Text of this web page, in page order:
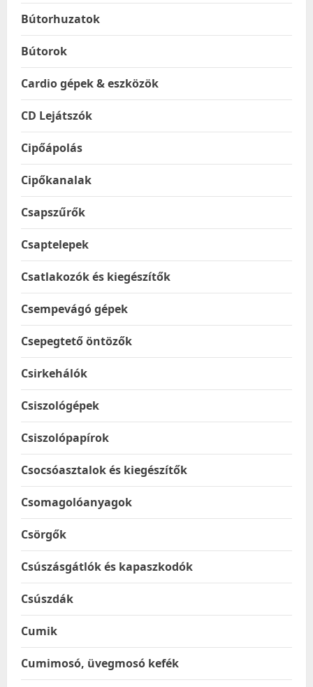
Bútorhuzatok
Bútorok
Cardio gépek & eszközök
CD Lejátszók
Cipőápolás
Cipőkanalak
Csapszűrők
Csaptelepek
Csatlakozók és kiegészítők
Csempevágó gépek
Csepegtető öntözők
Csirkehálók
Csiszológépek
Csiszolópapírok
Csocsóasztalok és kiegészítők
Csomagolóanyagok
Csörgők
Csúszásgátlók és kapaszkodók
Csúszdák
Cumik
Cumimosó, üvegmosó kefék